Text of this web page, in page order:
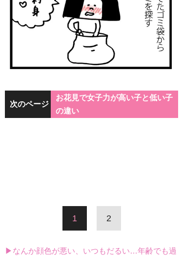
次のページ
お花見で女子力が高い子と低い子
の違い
1 2
▶なんか顔色が悪い、いつもだるい…年齢でも過